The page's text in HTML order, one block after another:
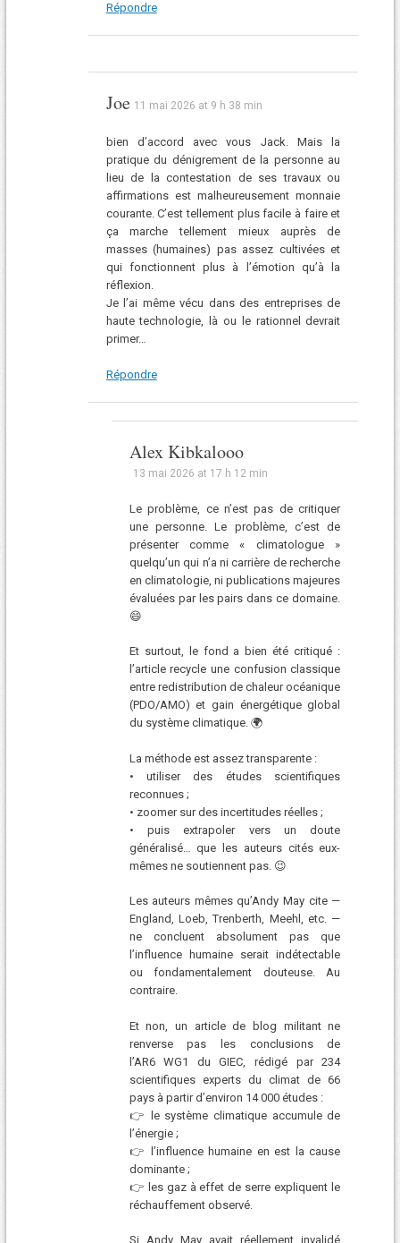
Répondre
Joe 11 mai 2026 at 9 h 38 min
bien d’accord avec vous Jack. Mais la
pratique du dénigrement de la personne au
lieu de la contestation de ses travaux ou
affirmations est malheureusement monnaie
courante. C’est tellement plus facile à faire et
ça marche tellement mieux auprès de
masses (humaines) pas assez cultivées et
qui fonctionnent plus à l’émotion qu’à la
réflexion.
Je l’ai même vécu dans des entreprises de
haute technologie, là ou le rationnel devrait
primer…
Répondre
Alex Kibkalooo
13 mai 2026 at 17 h 12 min
Le problème, ce n’est pas de critiquer
une personne. Le problème, c’est de
présenter comme « climatologue »
quelqu’un qui n’a ni carrière de recherche
en climatologie, ni publications majeures
évaluées par les pairs dans ce domaine.
😄
Et surtout, le fond a bien été critiqué :
l’article recycle une confusion classique
entre redistribution de chaleur océanique
(PDO/AMO) et gain énergétique global
du système climatique. 🌍
La méthode est assez transparente :
• utiliser des études scientifiques
reconnues ;
• zoomer sur des incertitudes réelles ;
• puis extrapoler vers un doute
généralisé… que les auteurs cités eux-
mêmes ne soutiennent pas. 😉
Les auteurs mêmes qu’Andy May cite —
England, Loeb, Trenberth, Meehl, etc. —
ne concluent absolument pas que
l’influence humaine serait indétectable
ou fondamentalement douteuse. Au
contraire.
Et non, un article de blog militant ne
renverse pas les conclusions de
l’AR6 WG1 du GIEC, rédigé par 234
scientifiques experts du climat de 66
pays à partir d’environ 14 000 études :
👉 le système climatique accumule de
l’énergie ;
👉 l’influence humaine en est la cause
dominante ;
👉 les gaz à effet de serre expliquent le
réchauffement observé.
Si Andy May avait réellement invalidé